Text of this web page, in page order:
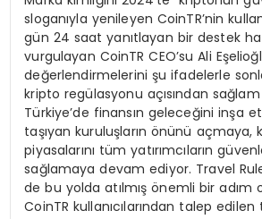
sloganıyla yenileyen CoinTR’nin
gün 24 saat yanıtlayan bir destek
vurgulayan CoinTR CEO’su Ali
değerlendirmelerini şu ifadelerle
kripto regülasyonu açısından
Türkiye’de finansın geleceğini inşa
taşıyan kuruluşların önünü açmaya,
piyasalarını tüm yatırımcıların
sağlamaya devam ediyor. Travel
de bu yolda atılmış önemli bir adım
CoinTR kullanıcılarından talep